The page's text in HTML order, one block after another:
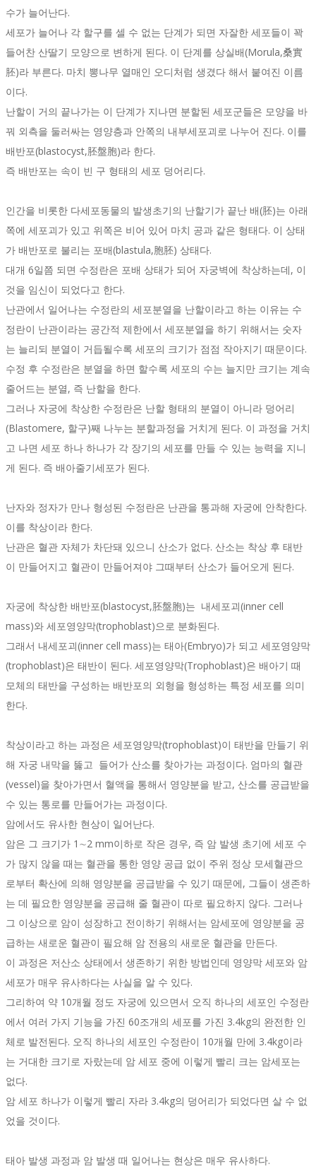
수가 늘어난다.
세포가 늘어나 각 할구를 셀 수 없는 단계가 되면 자잘한 세포들이 꽉
들어찬 산딸기 모양으로 변하게 된다. 이 단계를 상실배(Morula,桑實
胚)라 부른다. 마치 뽕나무 열매인 오디처럼 생겼다 해서 붙여진 이름
이다.
난할이 거의 끝나가는 이 단계가 지나면 분할된 세포군들은 모양을 바
꿔 외측을 둘러싸는 영양층과 안쪽의 내부세포괴로 나누어 진다. 이를
배반포(blastocyst,胚盤胞)라 한다.
즉 배반포는 속이 빈 구 형태의 세포 덩어리다.
인간을 비롯한 다세포동물의 발생초기의 난할기가 끝난 배(胚)는 아래
쪽에 세포괴가 있고 위쪽은 비어 있어 마치 공과 같은 형태다. 이 상태
가 배반포로 불리는 포배(blastula,胞胚) 상태다.
대개 6일쯤 되면 수정란은 포배 상태가 되어 자궁벽에 착상하는데, 이
것을 임신이 되었다고 한다.
난관에서 일어나는 수정란의 세포분열을 난할이라고 하는 이유는 수
정란이 난관이라는 공간적 제한에서 세포분열을 하기 위해서는 숫자
는 늘리되 분열이 거듭될수록 세포의 크기가 점점 작아지기 때문이다.
수정 후 수정란은 분열을 하면 할수록 세포의 수는 늘지만 크기는 계속
줄어드는 분열, 즉 난할을 한다.
그러나 자궁에 착상한 수정란은 난할 형태의 분열이 아니라 덩어리
(Blastomere, 할구)째 나누는 분할과정을 거치게 된다. 이 과정을 거치
고 나면 세포 하나 하나가 각 장기의 세포를 만들 수 있는 능력을 지니
게 된다. 즉 배아줄기세포가 된다.
난자와 정자가 만나 형성된 수정란은 난관을 통과해 자궁에 안착한다.
이를 착상이라 한다.
난관은 혈관 자체가 차단돼 있으니 산소가 없다. 산소는 착상 후 태반
이 만들어지고 혈관이 만들어져야 그때부터 산소가 들어오게 된다.
자궁에 착상한 배반포(blastocyst,胚盤胞)는 내세포괴(inner cell
mass)와 세포영양막(trophoblast)으로 분화된다.
그래서 내세포괴(inner cell mass)는 태아(Embryo)가 되고 세포영양막
(trophoblast)은 태반이 된다. 세포영양막(Trophoblast)은 배아기 때
모체의 태반을 구성하는 배반포의 외형을 형성하는 특정 세포를 의미
한다.
착상이라고 하는 과정은 세포영양막(trophoblast)이 태반을 만들기 위
해 자궁 내막을 뚫고 들어가 산소를 찾아가는 과정이다. 엄마의 혈관
(vessel)을 찾아가면서 혈액을 통해서 영양분을 받고, 산소를 공급받을
수 있는 통로를 만들어가는 과정이다.
암에서도 유사한 현상이 일어난다.
암은 그 크기가 1∼2 mm이하로 작은 경우, 즉 암 발생 초기에 세포 수
가 많지 않을 때는 혈관을 통한 영양 공급 없이 주위 정상 모세혈관으
로부터 확산에 의해 영양분을 공급받을 수 있기 때문에, 그들이 생존하
는 데 필요한 영양분을 공급해 줄 혈관이 따로 필요하지 않다. 그러나
그 이상으로 암이 성장하고 전이하기 위해서는 암세포에 영양분을 공
급하는 새로운 혈관이 필요해 암 전용의 새로운 혈관을 만든다.
이 과정은 저산소 상태에서 생존하기 위한 방법인데 영양막 세포와 암
세포가 매우 유사하다는 사실을 알 수 있다.
그리하여 약 10개월 정도 자궁에 있으면서 오직 하나의 세포인 수정란
에서 여러 가지 기능을 가진 60조개의 세포를 가진 3.4kg의 완전한 인
체로 발전된다. 오직 하나의 세포인 수정란이 10개월 만에 3.4kg이라
는 거대한 크기로 자랐는데 암 세포 중에 이렇게 빨리 크는 암세포는
없다.
암 세포 하나가 이렇게 빨리 자라 3.4kg의 덩어리가 되었다면 살 수 없
었을 것이다.
태아 발생 과정과 암 발생 때 일어나는 현상은 매우 유사하다.